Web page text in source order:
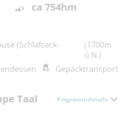
ca 754hm
(Schlafsack-
(1700m
ü.N.)
Gepäcktransport
Taal
Programmdetails